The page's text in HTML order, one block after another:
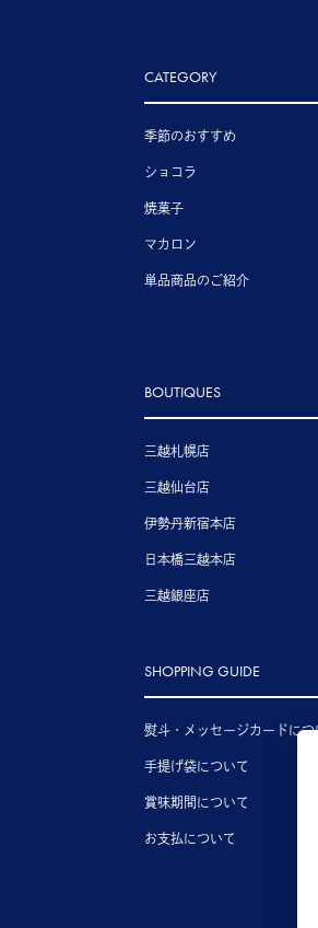
CATEGORY
季節のおすすめ
ショコラ
焼菓子
マカロン
単品商品のご紹介
BOUTIQUES
三越札幌店
三越仙台店
伊勢丹新宿本店
日本橋三越本店
三越銀座店
SHOPPING GUIDE
熨斗・メッセージカードにつ
手提げ袋について
賞味期間について
お支払について